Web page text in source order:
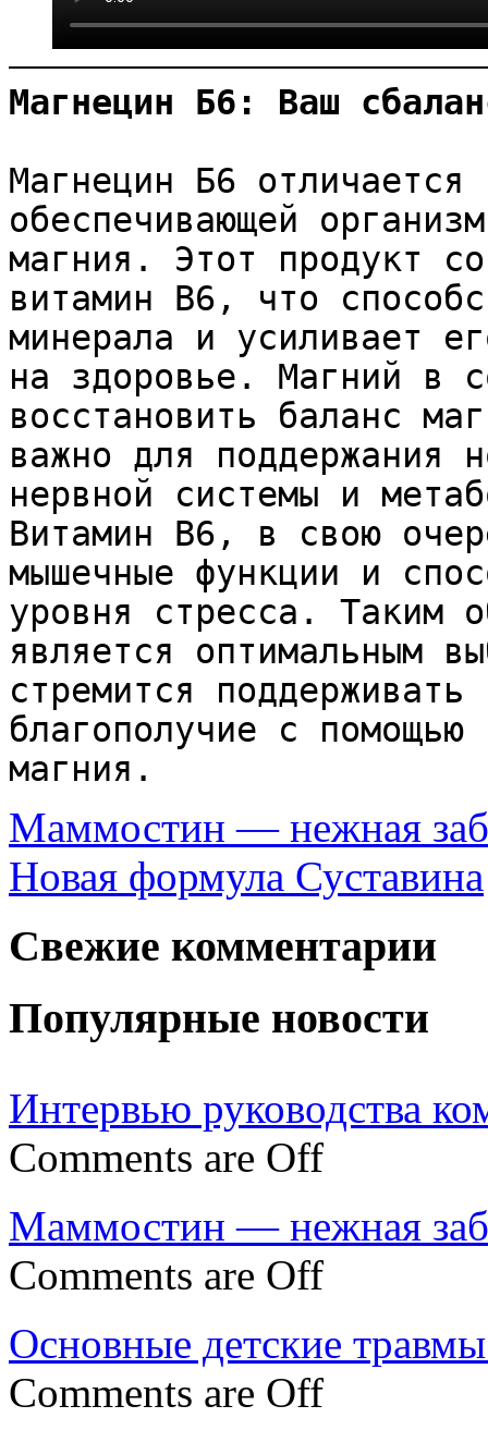
Магнецин Б6: Ваш
Магнецин Б6
обеспечивающей
магния. Этот продукт
витамин B6, что
минерала и усиливает
на здоровье. Магний в
восстановить баланс
важно для поддержания
нервной системы и
Витамин B6, в свою
мышечные функции и
уровня стресса. Таким
является оптимальным
стремится
благополучие с помощью
магния.
Маммостин — нежная
Новая формула Суставина
Свежие комментарии
Популярные новости
Интервью руководства
Comments are Off
Маммостин — нежная
Comments are Off
Основные детские
Comments are Off